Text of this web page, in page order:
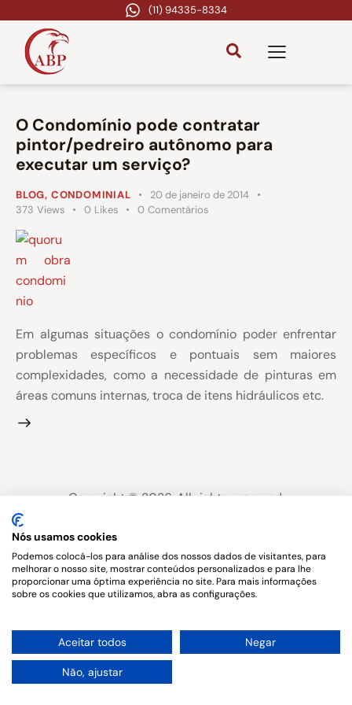
(11) 94335-8334
O Condomínio pode contratar
pintor/pedreiro autônomo para
executar um serviço?
BLOG, CONDOMINIAL
20 de janeiro de 2014
373 Views 0 Likes 0 Comentários
Em algumas situações o condomínio poder enfrentar
problemas específicos e pontuais sem maiores
complexidades, como a necessidade de pinturas em
áreas comuns internas, troca de itens hidráulicos etc.
Copyright © 2026. All rights reserved.
Nós usamos cookies
Podemos colocá-los para análise dos nossos dados de visitantes, para
melhorar o nosso site, mostrar conteúdos personalizados e para lhe
proporcionar uma óptima experiência no site. Para mais informações
sobre os cookies que utilizamos, abra as configurações.
Aceitar todos Negar
Não, ajustar